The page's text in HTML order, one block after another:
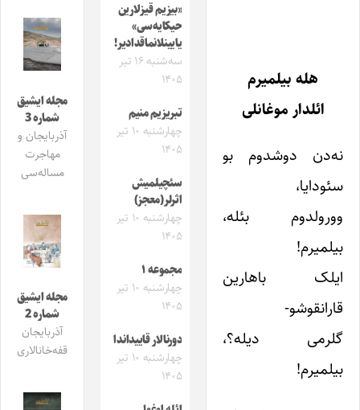
هله بیلمیرم
ائلدار موغانلی
نه‌دن دوشدوم بو
سئودایا،
وورولدوم بئله،
بیلمیرم!
ایلک باهارین
قارانقوشو-
گلرمی دیله؟،
بیلمیرم!
«بیزیم قیزلارین
حیکایه‌سی»
یایینلانماقدادیر!
سه‌شنبه ۱۶ تیر
۱۴۰۵
تبریزیم منیم
چهارشنبه ۱۰ تیر
۱۴۰۵
سئچیلمیش
اثرلر(معجز)
چهارشنبه ۱۰ تیر
۱۴۰۵
مجموعه ۱
چهارشنبه ۱۰ تیر
۱۴۰۵
دورنالار قاییداندا
چهارشنبه ۱۰ تیر
۱۴۰۵
مجله ایشیق
شماره 3
آذربایجان و
مهاجرت
مساله‌سی
مجله ایشیق
شماره 2
آذربایجان
قفه‌خانالاری